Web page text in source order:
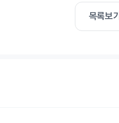
목록보기